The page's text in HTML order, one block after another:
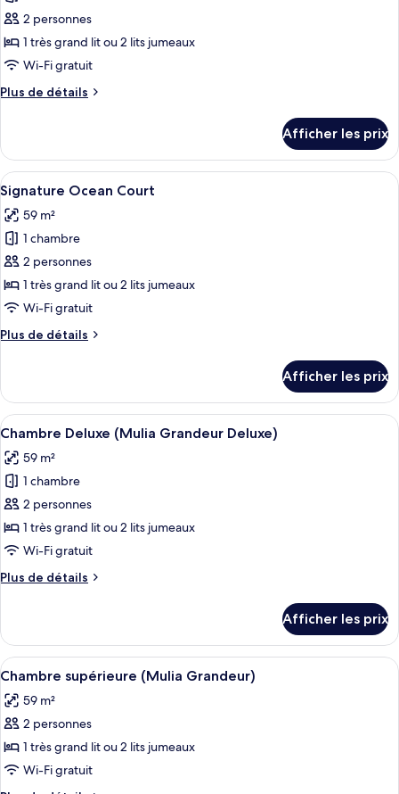
pour
ce
type
chambre :
(Mulia
Signature
Lagoon
Access)
2 personnes
1 très grand lit ou 2 lits jumeaux
Wi-Fi gratuit
Plus de détails
Plus
Chambre
Signature
(Mulia
Signature
Lagoon
Access)
Afficher les prix
Afficher
toutes
les
photos
pour
ce
type
chambre :
Court
Une chambre d’hôtel avec un
5
Signature Ocean Court
59 m²
1 chambre
2 personnes
1 très grand lit ou 2 lits jumeaux
Wi-Fi gratuit
Plus de détails
Plus
Signature
Ocean
Court
Afficher les prix
Afficher
toutes
les
photos
pour
ce
type
chambre :
(Mulia
Grandeur
Deluxe)
Une chambre d’hôtel avec un grand
5
Chambre Deluxe (Mulia Grandeur Deluxe)
59 m²
1 chambre
2 personnes
1 très grand lit ou 2 lits jumeaux
Wi-Fi gratuit
Plus de détails
Plus
Chambre
Deluxe
(Mulia
Deluxe)
Afficher les prix
Afficher
toutes
les
photos
pour
ce
type
Une chambre d’hôtel avec un
5
Chambre supérieure (Mulia Grandeur)
59 m²
2 personnes
1 très grand lit ou 2 lits jumeaux
Wi-Fi gratuit